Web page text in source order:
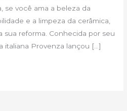
se você ama a beleza da
e a limpeza da cerâmica,
sua reforma. Conhecida por seu
italiana Provenza lançou […]